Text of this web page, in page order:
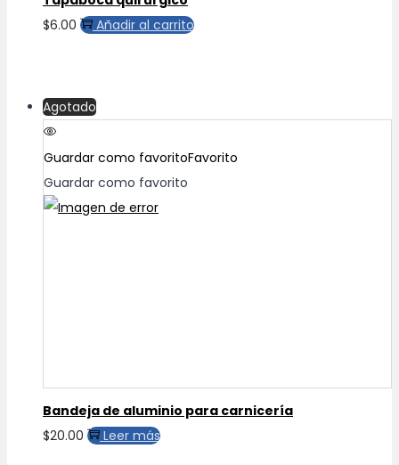
$6.00 Añadir al carrito
Agotado
Guardar como favoritoFavorito
Guardar como favorito
Bandeja de aluminio para carnicería
$20.00 Leer más